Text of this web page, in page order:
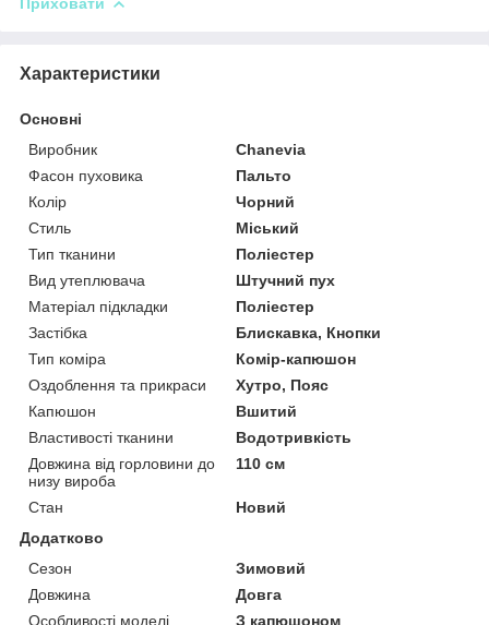
Характеристики
Основні
Виробник
Chanevia
Фасон пуховика
Пальто
Колір
Чорний
Стиль
Міський
Тип тканини
Поліестер
Вид утеплювача
Штучний пух
Матеріал підкладки
Поліестер
Застібка
Блискавка, Кнопки
Тип коміра
Комір-капюшон
Оздоблення та прикраси
Хутро, Пояс
Капюшон
Вшитий
Властивості тканини
Водотривкість
Довжина від горловини до
низу вироба
110 см
Стан
Новий
Додатково
Сезон
Зимовий
Довжина
Довга
Особливості моделі
З капюшоном